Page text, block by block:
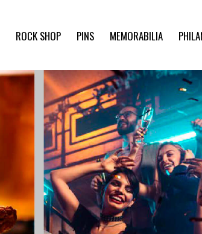
ROCK SHOP PINS MEMORABILIA